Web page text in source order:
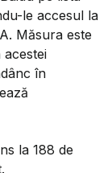
le accesul la
Măsura este
acestei
în
la 188 de